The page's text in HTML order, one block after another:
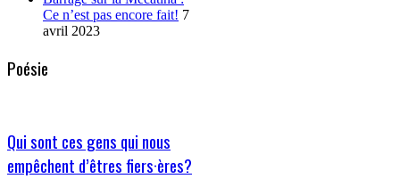
Ce n’est pas encore fait! 7
avril 2023
Poésie
Qui sont ces gens qui nous
empêchent d’êtres fiers·ères?